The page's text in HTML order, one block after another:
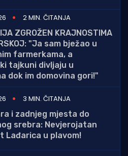
2 MIN. ČITANJA
ZGROŽEN KRAJNOSTIMA
"Ja sam bježao u
farmerkama, a
tajkuni divljaju u
dok im domovina gori!"
3 MIN. ČITANJA
i zadnjeg mjesta do
srebra: Nevjerojatan
Lađarica u plavom!